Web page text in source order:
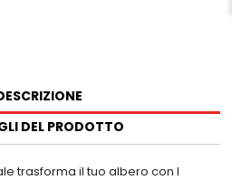
DEL PRODOTTO
trasforma il tuo albero con l